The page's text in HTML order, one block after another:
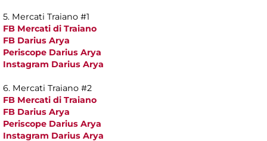
5. Mercati Traiano #1
FB Mercati di Traiano
FB Darius Arya
Periscope Darius Arya
Instagram Darius Arya
6. Mercati Traiano #2
FB Mercati di Traiano
FB Darius Arya
Periscope Darius Arya
Instagram Darius Arya